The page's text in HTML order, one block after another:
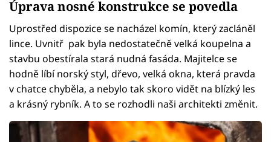
Úprava nosné konstrukce se povedla
Uprostřed dispozice se nacházel komín, který zacláněl
lince. Uvnitř pak byla nedostatečně velká koupelna a
stavbu obestírala stará nudná fasáda. Majitelce se
hodně líbí norský styl, dřevo, velká okna, která pravda
v chatce chyběla, a nebylo tak skoro vidět na blízký les
a krásný rybník. A to se rozhodli naši architekti změnit.